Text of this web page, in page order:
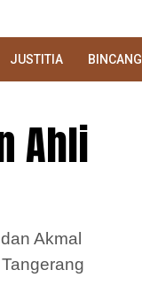
JUSTITIA BINCANG
Ahli
Akmal